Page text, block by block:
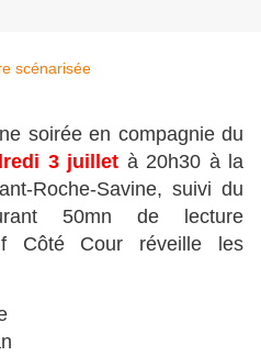
soirée en compagnie du
3 juillet à 20h30 à la
Roche-Savine, suivi du
50mn de lecture
Côté Cour réveille les